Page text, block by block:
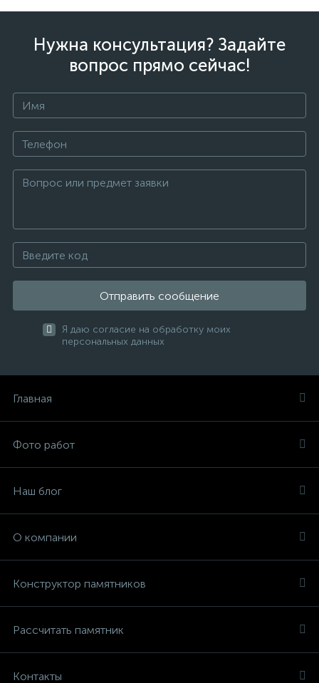
Нужна консультация? Задайте
вопрос прямо сейчас!
Отправить сообщение
Я даю согласие на обработку моих
персональных данных
Главная
Фото работ
Наш блог
О компании
Конструктор памятников
Рассчитать памятник
Контакты